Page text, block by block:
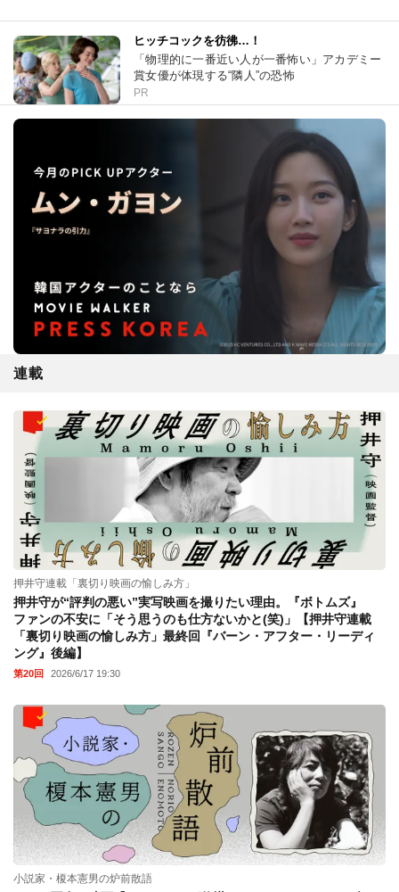
ヒッチコックを彷彿…！
「物理的に一番近い人が一番怖い」アカデミー
賞女優が体現する“隣人”の恐怖
PR
連載
押井守連載「裏切り映画の愉しみ方」
押井守が“評判の悪い”実写映画を撮りたい理由。『ボトムズ』
ファンの不安に「そう思うのも仕方ないかと(笑)」【押井守連載
「裏切り映画の愉しみ方」最終回『バーン・アフター・リーディ
ング』後編】
第20回 2026/6/17 19:30
小説家・榎本憲男の炉前散語